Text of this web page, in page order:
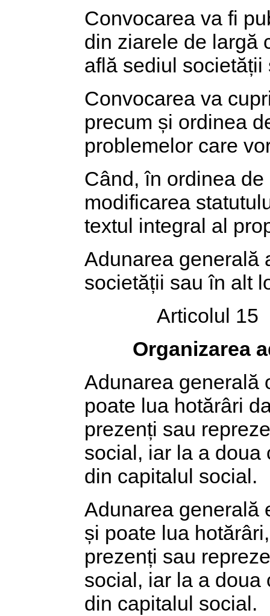
Convocarea va fi
din ziarele de largă
află sediul
Convocarea va
precum și ordinea
problemelor care
Când, în ordinea
modificarea
textul integral al
Adunarea generală
societății sau în alt
Articolul 15
Organizarea
Adunarea generală
poate lua hotărâri
prezenți sau
social, iar la a doua
din capitalul social.
Adunarea generală
și poate lua
prezenți sau
social, iar la a doua
din capitalul social.